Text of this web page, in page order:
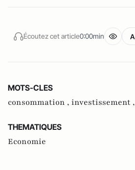
Écoutez cet article0:00min
MOTS-CLES
consommation , investissement ,
THEMATIQUES
Economie